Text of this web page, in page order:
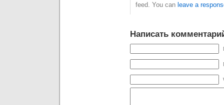
feed. You can leave a
Написать